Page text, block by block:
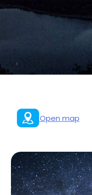
Open map